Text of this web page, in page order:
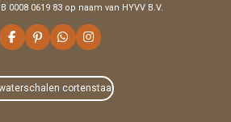
0008 0619 83 op naam van HYVV B.V.
F
a
e
b
o
P
i
t
e
r
W
h
t
s
A
I
n
t
a
g
cortenstaal